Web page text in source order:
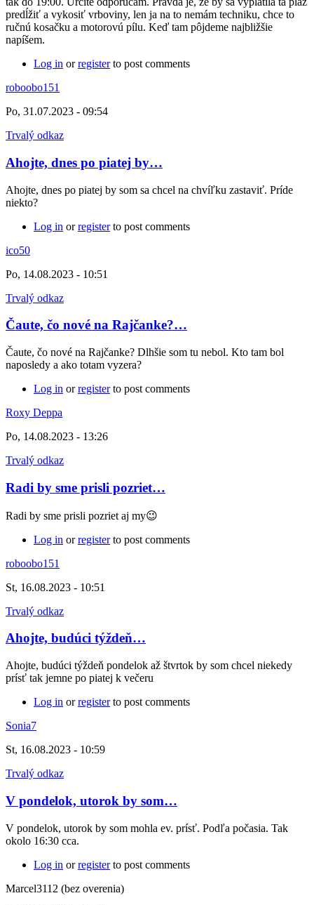
predĺžiť a vykosiť vrboviny, len ja na to nemám techniku, chce to
ručnú kosačku a motorovú pílu. Keď tam pôjdeme najbližšie
napíšem.
Log in orregisterto post comments
roboobo151
Po, 31.07.2023 - 09:54
Trvalý odkaz
Ahojte, dnes po piatej by…
Ahojte, dnes po piatej by som sa chcel na chvíľku zastaviť. Príde
niekto?
Log in orregisterto post comments
ico50
Po, 14.08.2023 - 10:51
Trvalý odkaz
Čaute, čo nové na Rajčanke?…
Čaute, čo nové na Rajčanke? Dlhšie som tu nebol. Kto tam bol
naposledy a ako totam vyzera?
Log in orregisterto post comments
Roxy Deppa
Po, 14.08.2023 - 13:26
Trvalý odkaz
Radi by sme prisli pozriet…
Radi by sme prisli pozriet aj my😉
Log in orregisterto post comments
roboobo151
St, 16.08.2023 - 10:51
Trvalý odkaz
Ahojte, budúci týždeň…
Ahojte, budúci týždeň pondelok až štvrtok by som chcel niekedy
prísť tak jemne po piatej k večeru
Log in orregisterto post comments
Sonia7
St, 16.08.2023 - 10:59
Trvalý odkaz
V pondelok, utorok by som…
V pondelok, utorok by som mohla ev. prísť. Podľa počasia. Tak
okolo 16:30 cca.
Log in orregisterto post comments
Marcel3112 (bez overenia)